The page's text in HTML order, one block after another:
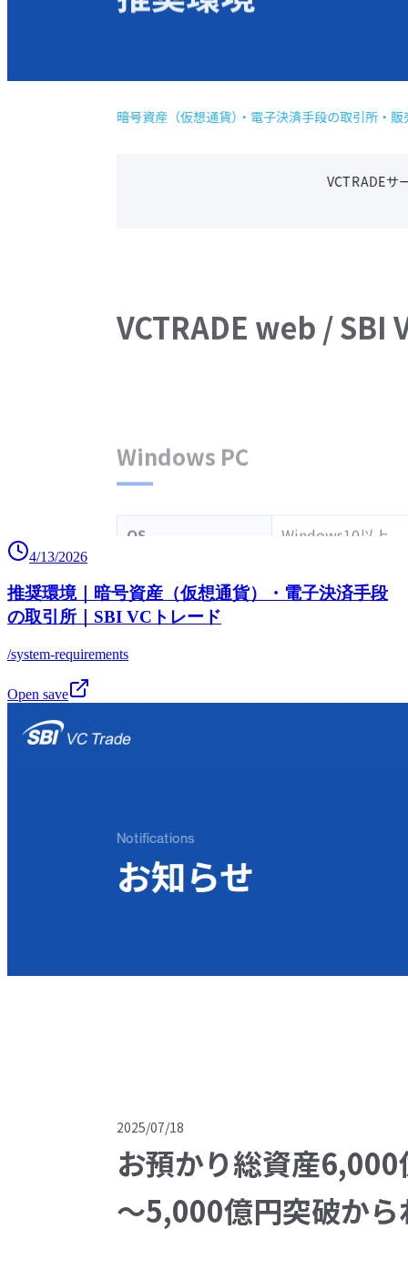
4/13/2026
推奨環境｜暗号資産（仮想通貨）・電子決済手段
の取引所｜SBI VCトレード
/system-requirements
Open save